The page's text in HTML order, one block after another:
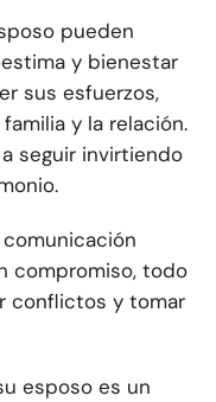
pueden
y bienestar
sus esfuerzos,
y la relación.
seguir invirtiendo
compromiso, todo
conflictos y tomar
esposo es un